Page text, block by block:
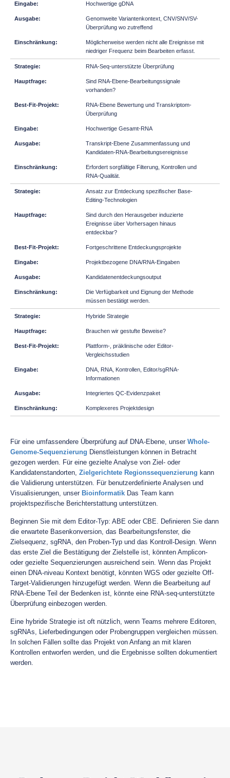
Hochwertige gDNA
Genomweite Variantenkontext, CNV/SNV/SV-
Überprüfung wo zutreffend
Möglicherweise werden nicht alle Ereignisse mit
niedriger Frequenz beim Bearbeiten erfasst.
RNA-Seq-unterstützte Überprüfung
Sind RNA-Ebene-Bearbeitungssignale
vorhanden?
RNA-Ebene Bewertung und Transkriptom-
Überprüfung
Hochwertige Gesamt-RNA
Transkript-Ebene Zusammenfassung und
Kandidaten-RNA-Bearbeitungsereignisse
Erfordert sorgfältige Filterung, Kontrollen und
RNA-Qualität.
Ansatz zur Entdeckung spezifischer Base-
Editing-Technologien
Sind durch den Herausgeber induzierte
Ereignisse über Vorhersagen hinaus
entdeckbar?
Fortgeschrittene Entdeckungsprojekte
Projektbezogene DNA/RNA-Eingaben
Kandidatenentdeckungsoutput
Die Verfügbarkeit und Eignung der Methode
müssen bestätigt werden.
Hybride Strategie
Brauchen wir gestufte Beweise?
Plattform-, präklinische oder Editor-
Vergleichsstudien
DNA, RNA, Kontrollen, Editor/sgRNA-
Informationen
Integriertes QC-Evidenzpaket
Komplexeres Projektdesign
Für eine umfassendere Überprüfung auf DNA-Ebene, unser Whole-
Genome-Sequenzierung Dienstleistungen können in Betracht
gezogen werden. Für eine gezielte Analyse von Ziel- oder
Kandidatenstandorten, Zielgerichtete Regionssequenzierung kann
die Validierung unterstützen. Für benutzerdefinierte Analysen und
Visualisierungen, unser Bioinformatik Das Team kann
projektspezifische Berichterstattung unterstützen.
Beginnen Sie mit dem Editor-Typ: ABE oder CBE. Definieren Sie dann
die erwartete Basenkonversion, das Bearbeitungsfenster, die
Zielsequenz, sgRNA, den Proben-Typ und das Kontroll-Design. Wenn
das erste Ziel die Bestätigung der Zielstelle ist, könnten Amplicon-
oder gezielte Sequenzierungen ausreichend sein. Wenn das Projekt
einen DNA-niveau Kontext benötigt, könnten WGS oder gezielte Off-
Target-Validierungen hinzugefügt werden. Wenn die Bearbeitung auf
RNA-Ebene Teil der Bedenken ist, könnte eine RNA-seq-unterstützte
Überprüfung einbezogen werden.
Eine hybride Strategie ist oft nützlich, wenn Teams mehrere Editoren,
sgRNAs, Lieferbedingungen oder Probengruppen vergleichen müssen.
In solchen Fällen sollte das Projekt von Anfang an mit klaren
Kontrollen entworfen werden, und die Ergebnisse sollten dokumentiert
werden.